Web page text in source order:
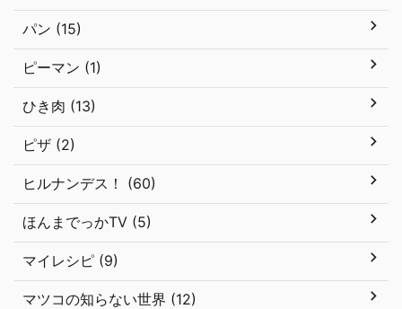
パン (15)
ピーマン (1)
ひき肉 (13)
ピザ (2)
ヒルナンデス！ (60)
ほんまでっかTV (5)
マイレシピ (9)
マツコの知らない世界 (12)